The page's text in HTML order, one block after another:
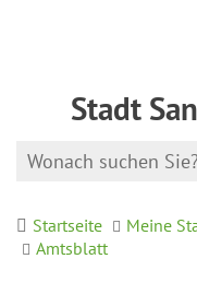
Stadt
Startseite Meine
Amtsblatt